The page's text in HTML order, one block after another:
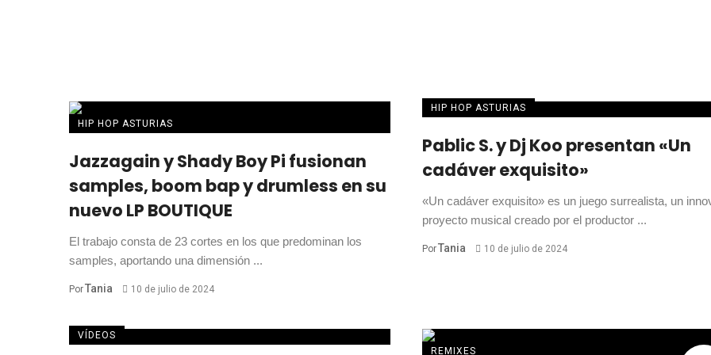
HIP HOP ASTURIAS
Jazzagain y Shady Boy Pi fusionan
samples, boom bap y drumless en su
nuevo LP BOUTIQUE
El trabajo consta de 23 cortes en los que predominan los
samples, aportando una dimensión ...
PorTania 10 de julio de 2024
HIP HOP ASTURIAS
Pablic S. y Dj Koo presentan «Un
cadáver exquisito»
«Un cadáver exquisito» es un juego surrealista, un
proyecto musical creado por el productor ...
PorTania 10 de julio de 2024
VÍDEOS
REMIXES